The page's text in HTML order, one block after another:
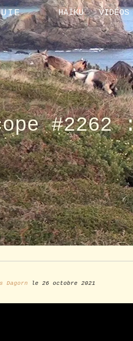
HAÏKU VIDÉOS
Dagorn le 26 octobre 2021